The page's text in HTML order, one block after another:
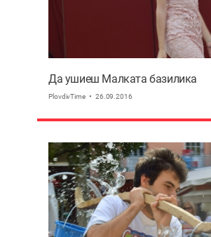
Да ушиеш Малката базилика
PlovdivTime 26.09.2016